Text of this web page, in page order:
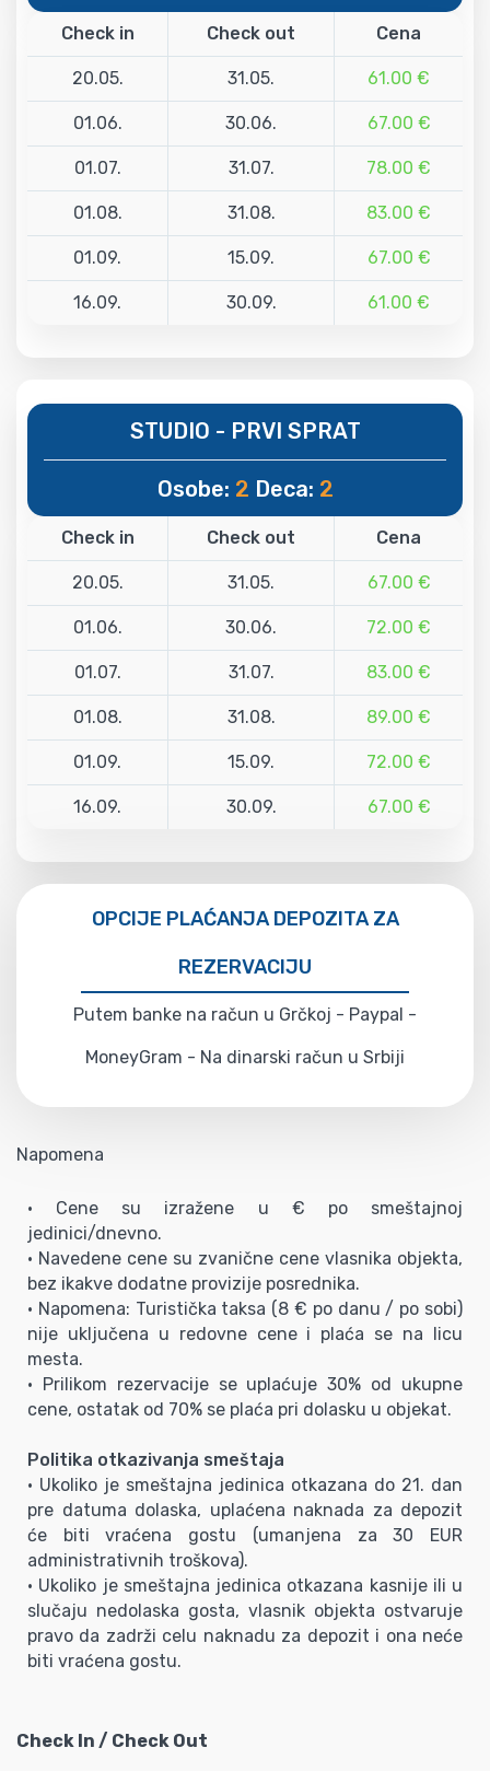
Check in Check out Cena
20.05. 31.05. 61.00 €
01.06. 30.06. 67.00 €
01.07. 31.07. 78.00 €
01.08. 31.08. 83.00 €
01.09. 15.09. 67.00 €
16.09. 30.09. 61.00 €
STUDIO - PRVI SPRAT
Osobe: 2 Deca: 2
Check in Check out Cena
20.05. 31.05. 67.00 €
01.06. 30.06. 72.00 €
01.07. 31.07. 83.00 €
01.08. 31.08. 89.00 €
01.09. 15.09. 72.00 €
16.09. 30.09. 67.00 €
OPCIJE PLAĆANJA DEPOZITA ZA
REZERVACIJU
Putem banke na račun u Grčkoj - Paypal -
MoneyGram - Na dinarski račun u Srbiji
Napomena
• Cene su izražene u € po smeštajnoj
jedinici/dnevno.
• Navedene cene su zvanične cene vlasnika objekta,
bez ikakve dodatne provizije posrednika.
• Napomena: Turistička taksa (8 € po danu / po sobi)
nije uključena u redovne cene i plaća se na licu
mesta.
• Prilikom rezervacije se uplaćuje 30% od ukupne
cene, ostatak od 70% se plaća pri dolasku u objekat.
Politika otkazivanja smeštaja
• Ukoliko je smeštajna jedinica otkazana do 21. dan
pre datuma dolaska, uplaćena naknada za depozit
će biti vraćena gostu (umanjena za 30 EUR
administrativnih troškova).
• Ukoliko je smeštajna jedinica otkazana kasnije ili u
slučaju nedolaska gosta, vlasnik objekta ostvaruje
pravo da zadrži celu naknadu za depozit i ona neće
biti vraćena gostu.
Check In / Check Out